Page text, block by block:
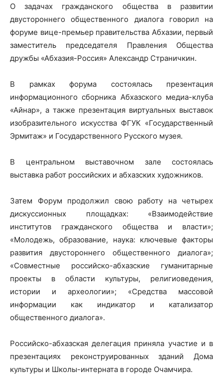
О задачах гражданского общества в развитии
двустороннего общественного диалога говорил на
форуме вице-премьер правительства Абхазии, первый
заместитель председателя Правления Общества
дружбы «Абхазия-Россия» Александр Страничкин.
В рамках форума состоялась презентация
информационного сборника Абхазского медиа-клуба
«Айнар», а также презентация виртуальных выставок
изобразительного искусства ФГУК «Государственный
Эрмитаж» и Государственного Русского музея.
В центральном выставочном зале состоялась
выставка работ российских и абхазских художников.
Затем Форум продолжил свою работу на четырех
дискуссионных площадках: «Взаимодействие
институтов гражданского общества и власти»;
«Молодежь, образование, наука: ключевые факторы
развития двустороннего общественного диалога»;
«Совместные российско-абхазские гуманитарные
проекты в области культуры, религиоведения,
истории и археологии»; «Средства массовой
информации как индикатор и катализатор
общественного диалога».
Российско-абхазская делегация приняла участие и в
презентациях реконструированных зданий Дома
культуры и Школы-интерната в городе Очамчира.